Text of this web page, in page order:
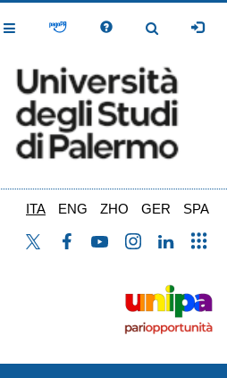
Toggle
Toggle
ITA ENG ZHO GER SPA